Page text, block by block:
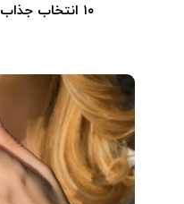
۱۰ انتخاب جذاب برای خرید انگشتر طلا